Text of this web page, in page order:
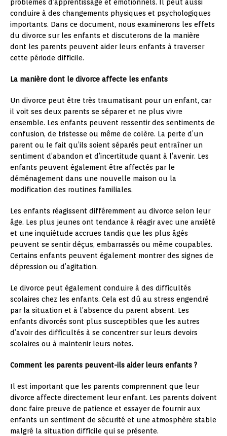
problèmes d’apprentissage et émotionnels. Il peut aussi
conduire à des changements physiques et psychologiques
importants. Dans ce document, nous examinerons les effets
du divorce sur les enfants et discuterons de la manière
dont les parents peuvent aider leurs enfants à traverser
cette période difficile.
La manière dont le divorce affecte les enfants
Un divorce peut être très traumatisant pour un enfant, car
il voit ses deux parents se séparer et ne plus vivre
ensemble. Les enfants peuvent ressentir des sentiments de
confusion, de tristesse ou même de colère. La perte d’un
parent ou le fait qu’ils soient séparés peut entraîner un
sentiment d’abandon et d’incertitude quant à l’avenir. Les
enfants peuvent également être affectés par le
déménagement dans une nouvelle maison ou la
modification des routines familiales.
Les enfants réagissent différemment au divorce selon leur
âge. Les plus jeunes ont tendance à réagir avec une anxiété
et une inquiétude accrues tandis que les plus âgés
peuvent se sentir déçus, embarrassés ou même coupables.
Certains enfants peuvent également montrer des signes de
dépression ou d’agitation.
Le divorce peut également conduire à des difficultés
scolaires chez les enfants. Cela est dû au stress engendré
par la situation et à l’absence du parent absent. Les
enfants divorcés sont plus susceptibles que les autres
d’avoir des difficultés à se concentrer sur leurs devoirs
scolaires ou à maintenir leurs notes.
Comment les parents peuvent-ils aider leurs enfants ?
Il est important que les parents comprennent que leur
divorce affecte directement leur enfant. Les parents doivent
donc faire preuve de patience et essayer de fournir aux
enfants un sentiment de sécurité et une atmosphère stable
malgré la situation difficile qui se présente.